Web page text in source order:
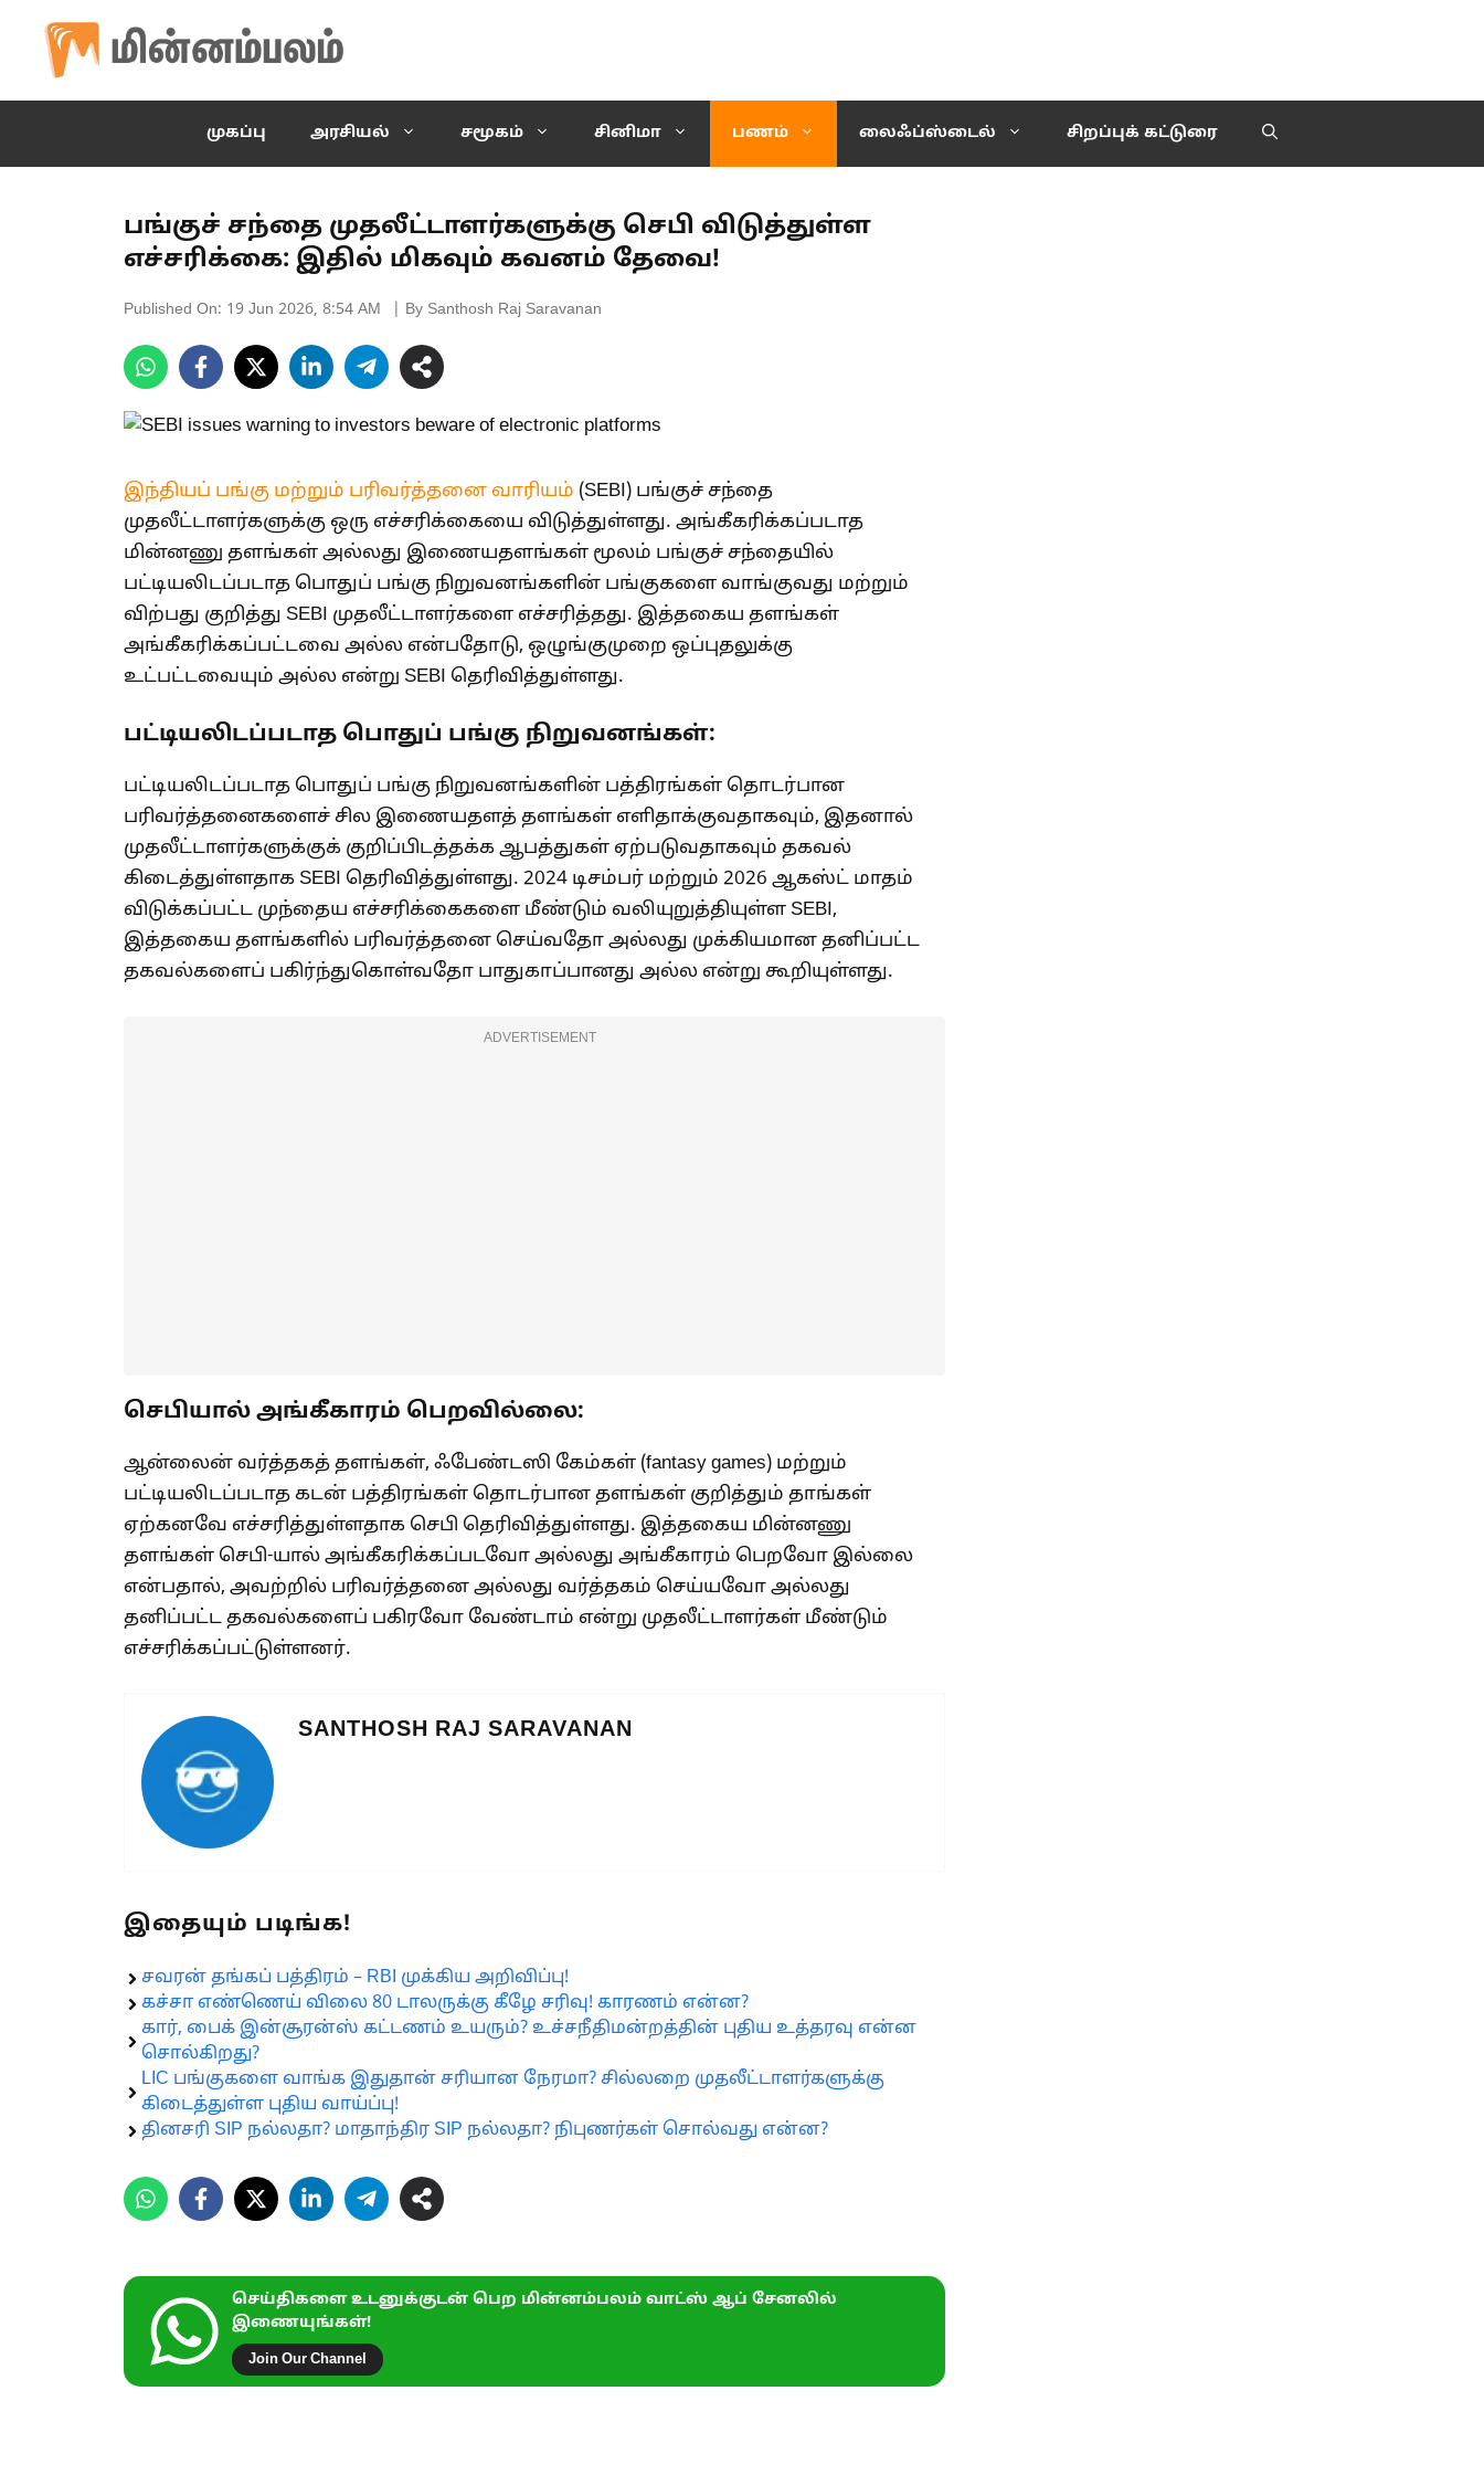
content
முகப்பு அரசியல் சமூகம் சினிமா பணம் லைஃப்ஸ்டைல் சிறப்புக் கட்டுரை
பங்குச் சந்தை முதலீட்டாளர்களுக்கு செபி விடுத்துள்ள
எச்சரிக்கை: இதில் மிகவும் கவனம் தேவை!
Published On: 19 Jun 2026, 8:54 AM | By Santhosh Raj Saravanan
இந்தியப் பங்கு மற்றும் பரிவர்த்தனை வாரியம் (SEBI) பங்குச் சந்தை
முதலீட்டாளர்களுக்கு ஒரு எச்சரிக்கையை விடுத்துள்ளது. அங்கீகரிக்கப்படாத
மின்னணு தளங்கள் அல்லது இணையதளங்கள் மூலம் பங்குச் சந்தையில்
பட்டியலிடப்படாத பொதுப் பங்கு நிறுவனங்களின் பங்குகளை வாங்குவது மற்றும்
விற்பது குறித்து SEBI முதலீட்டாளர்களை எச்சரித்தது. இத்தகைய தளங்கள்
அங்கீகரிக்கப்பட்டவை அல்ல என்பதோடு, ஒழுங்குமுறை ஒப்புதலுக்கு
உட்பட்டவையும் அல்ல என்று SEBI தெரிவித்துள்ளது.
பட்டியலிடப்படாத பொதுப் பங்கு நிறுவனங்கள்:
பட்டியலிடப்படாத பொதுப் பங்கு நிறுவனங்களின் பத்திரங்கள் தொடர்பான
பரிவர்த்தனைகளைச் சில இணையதளத் தளங்கள் எளிதாக்குவதாகவும், இதனால்
முதலீட்டாளர்களுக்குக் குறிப்பிடத்தக்க ஆபத்துகள் ஏற்படுவதாகவும் தகவல்
கிடைத்துள்ளதாக SEBI தெரிவித்துள்ளது. 2024 டிசம்பர் மற்றும் 2026 ஆகஸ்ட் மாதம்
விடுக்கப்பட்ட முந்தைய எச்சரிக்கைகளை மீண்டும் வலியுறுத்தியுள்ள SEBI,
இத்தகைய தளங்களில் பரிவர்த்தனை செய்வதோ அல்லது முக்கியமான தனிப்பட்ட
தகவல்களைப் பகிர்ந்துகொள்வதோ பாதுகாப்பானது அல்ல என்று கூறியுள்ளது.
ADVERTISEMENT
செபியால் அங்கீகாரம் பெறவில்லை:
ஆன்லைன் வர்த்தகத் தளங்கள், ஃபேண்டஸி கேம்கள் (fantasy games) மற்றும்
பட்டியலிடப்படாத கடன் பத்திரங்கள் தொடர்பான தளங்கள் குறித்தும் தாங்கள்
ஏற்கனவே எச்சரித்துள்ளதாக செபி தெரிவித்துள்ளது. இத்தகைய மின்னணு
தளங்கள் செபி-யால் அங்கீகரிக்கப்படவோ அல்லது அங்கீகாரம் பெறவோ இல்லை
என்பதால், அவற்றில் பரிவர்த்தனை அல்லது வர்த்தகம் செய்யவோ அல்லது
தனிப்பட்ட தகவல்களைப் பகிரவோ வேண்டாம் என்று முதலீட்டாளர்கள் மீண்டும்
எச்சரிக்கப்பட்டுள்ளனர்.
SANTHOSH RAJ SARAVANAN
இதையும் படிங்க!
சவரன் தங்கப் பத்திரம் – RBI முக்கிய அறிவிப்பு!
கச்சா எண்ணெய் விலை 80 டாலருக்கு கீழே சரிவு! காரணம் என்ன?
கார், பைக் இன்சூரன்ஸ் கட்டணம் உயரும்? உச்சநீதிமன்றத்தின் புதிய உத்தரவு என்ன
சொல்கிறது?
LIC பங்குகளை வாங்க இதுதான் சரியான நேரமா? சில்லறை முதலீட்டாளர்களுக்கு
கிடைத்துள்ள புதிய வாய்ப்பு!
தினசரி SIP நல்லதா? மாதாந்திர SIP நல்லதா? நிபுணர்கள் சொல்வது என்ன?
செய்திகளை உடனுக்குடன் பெற மின்னம்பலம் வாட்ஸ் ஆப் சேனலில்
இணையுங்கள்!
Join Our Channel